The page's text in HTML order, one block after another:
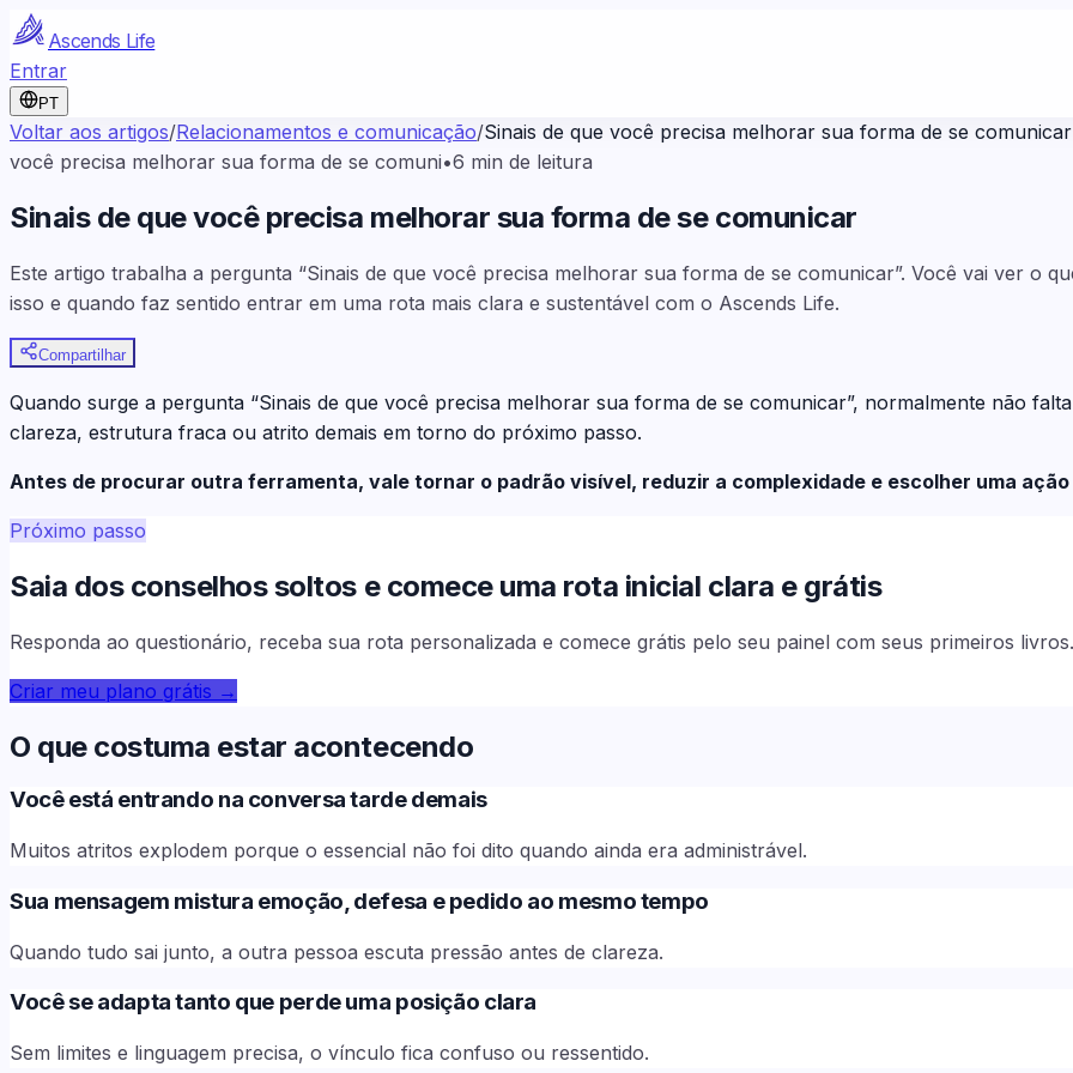
Ascends Life
Entrar
PT
Voltar aos artigos/Relacionamentos e comunicação/Sinais de que você precisa melhorar sua forma de se comunicar
você precisa melhorar sua forma de se comuni•6 min de leitura
Sinais de que você precisa melhorar sua forma de se comunicar
Este artigo trabalha a pergunta “Sinais de que você precisa melhorar sua forma de se comunicar”. Você vai ver o
isso e quando faz sentido entrar em uma rota mais clara e sustentável com o Ascends Life.
Compartilhar
Quando surge a pergunta “Sinais de que você precisa melhorar sua forma de se comunicar”, normalmente não
clareza, estrutura fraca ou atrito demais em torno do próximo passo.
Antes de procurar outra ferramenta, vale tornar o padrão visível, reduzir a complexidade e escolher uma ação
Próximo passo
Saia dos conselhos soltos e comece uma rota inicial clara e grátis
Responda ao questionário, receba sua rota personalizada e comece grátis pelo seu painel com seus primeiros livros.
Criar meu plano grátis →
O que costuma estar acontecendo
Você está entrando na conversa tarde demais
Muitos atritos explodem porque o essencial não foi dito quando ainda era administrável.
Sua mensagem mistura emoção, defesa e pedido ao mesmo tempo
Quando tudo sai junto, a outra pessoa escuta pressão antes de clareza.
Você se adapta tanto que perde uma posição clara
Sem limites e linguagem precisa, o vínculo fica confuso ou ressentido.